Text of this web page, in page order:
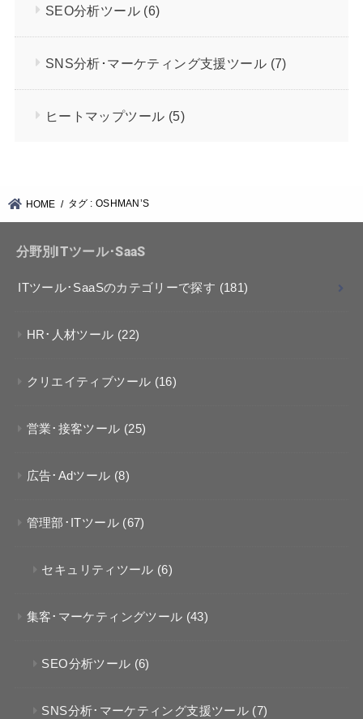
SEO分析ツール (6)
SNS分析･マーケティング支援ツール (7)
ヒートマップツール (5)
HOME タグ : OSHMAN’S
分野別ITツール･SaaS
ITツール･SaaSのカテゴリーで探す (181)
HR･人材ツール (22)
クリエイティブツール (16)
営業･接客ツール (25)
広告･Adツール (8)
管理部･ITツール (67)
セキュリティツール (6)
集客･マーケティングツール (43)
SEO分析ツール (6)
SNS分析･マーケティング支援ツール (7)